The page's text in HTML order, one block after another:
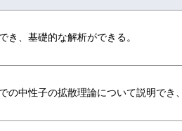
き、基礎的な解析ができる。
の中性子の拡散理論について説明でき